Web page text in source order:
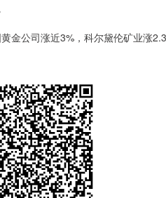
金公司涨近3%，科尔黛伦矿业涨